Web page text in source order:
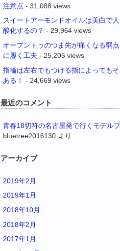
注意点 - 31,088 views
スイートアーモンドオイルは美白で
酸化するの？ - 29,964 views
オープントゥのつま先が痛くなる弱
に履く工夫 - 25,205 views
指輪は左右でもつける指によっても
ある！
- 24,669 views
最近のコメント
青春18切符の名古屋発で行くモデル
bluetree2016130 より
アーカイブ
2019年2月
2019年1月
2018年10月
2018年2月
2017年1月